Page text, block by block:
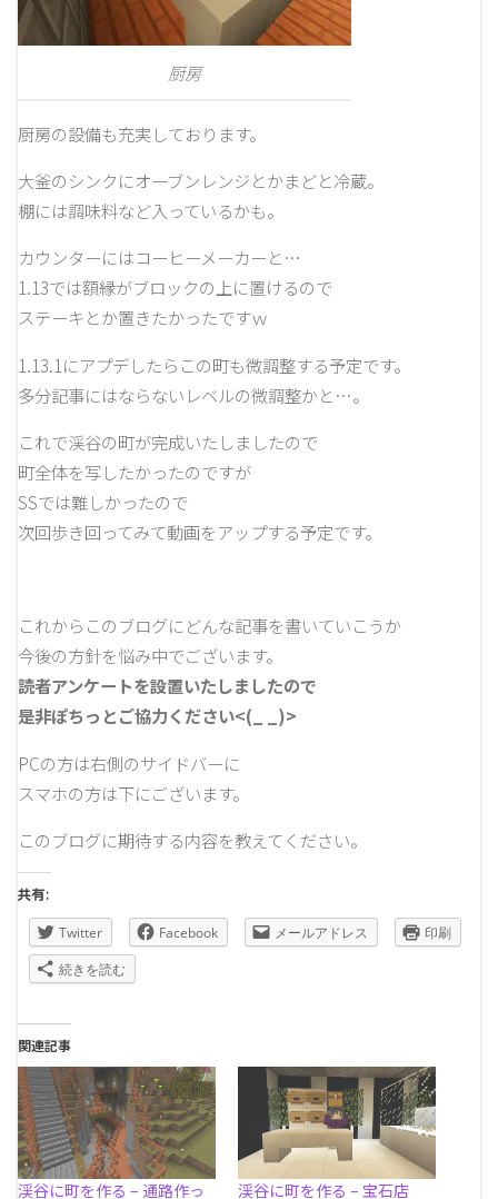
厨房
厨房の設備も充実しております。
大釜のシンクにオーブンレンジとかまどと冷蔵。
棚には調味料など入っているかも。
カウンターにはコーヒーメーカーと…
1.13では額縁がブロックの上に置けるので
ステーキとか置きたかったですｗ
1.13.1にアプデしたらこの町も微調整する予定です。
多分記事にはならないレベルの微調整かと…。
これで渓谷の町が完成いたしましたので
町全体を写したかったのですが
SSでは難しかったので
次回歩き回ってみて動画をアップする予定です。
これからこのブログにどんな記事を書いていこうか
今後の方針を悩み中でございます。
読者アンケートを設置いたしましたので
是非ぽちっとご協力ください<(_ _)>
PCの方は右側のサイドバーに
スマホの方は下にございます。
このブログに期待する内容を教えてください。
共有:
Twitter Facebook メールアドレス
印刷
続きを読む
関連記事
渓谷に町を作る – 通路作っ
渓谷に町を作る – 宝石店